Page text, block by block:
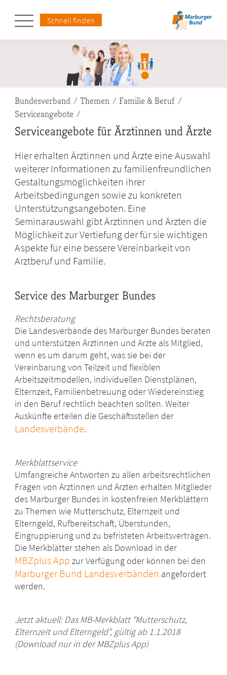
Schnell finden
Pfadnavigation
Bundesverband Themen
Familie & Beruf
Serviceangebote
Serviceangebote für Ärztinnen und Ärzte
Hier erhalten Ärztinnen und Ärzte eine Auswahl
weiterer Informationen zu familienfreundlichen
Gestaltungsmöglichkeiten ihrer
Arbeitsbedingungen sowie zu konkreten
Unterstützungsangeboten. Eine
Seminarauswahl gibt Ärztinnen und Ärzten die
Möglichkeit zur Vertiefung der für sie wichtigen
Aspekte für eine bessere Vereinbarkeit von
Arztberuf und Familie.
Service des Marburger Bundes
Rechtsberatung
Die Landesverbände des Marburger Bundes beraten
und unterstützen Ärztinnen und Ärzte als Mitglied,
wenn es um darum geht, was sie bei der
Vereinbarung von Teilzeit und flexiblen
Arbeitszeitmodellen, individuellen Dienstplänen,
Elternzeit, Familienbetreuung oder Wiedereinstieg
in den Beruf rechtlich beachten sollten. Weiter
Auskünfte erteilen die Geschäftsstellen der
Landesverbände.
Merkblattservice
Umfangreiche Antworten zu allen arbeitsrechtlichen
Fragen von Ärztinnen und Ärzten erhalten Mitglieder
des Marburger Bundes in kostenfreien Merkblättern
zu Themen wie Mutterschutz, Elternzeit und
Elterngeld, Rufbereitschaft, Überstunden,
Eingruppierung und zu befristeten Arbeitsverträgen.
Die Merkblätter stehen als Download in der
MBZplus App zur Verfügung oder können bei den
Marburger Bund Landesverbänden angefordert
werden.
Jetzt aktuell: Das MB-Merkblatt "Mutterschutz,
Elternzeit und Elterngeld", gültig ab 1.1.2018
(Download nur in der MBZplus App)